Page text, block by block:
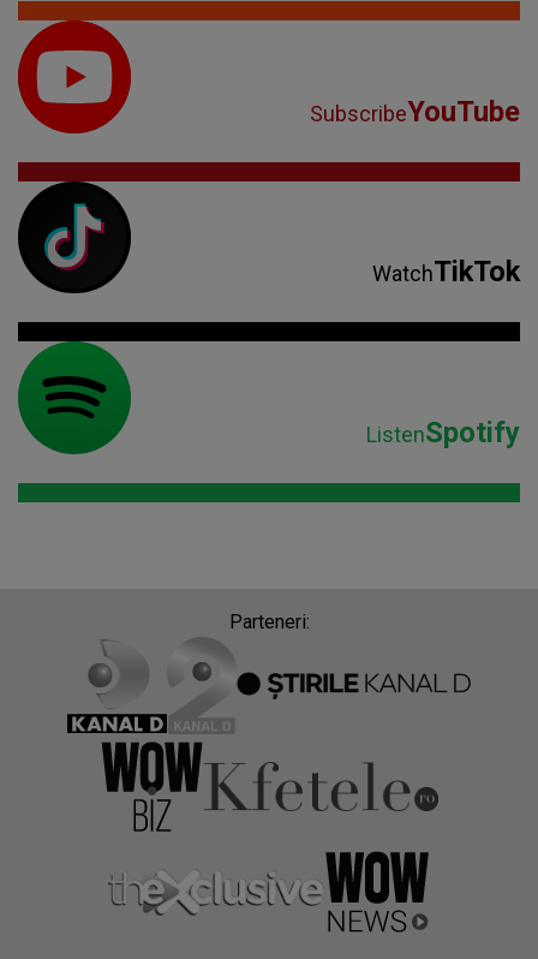
SubscribeYouTube
WatchTikTok
ListenSpotify
Parteneri: